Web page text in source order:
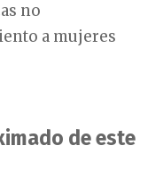
no
a mujeres
de este